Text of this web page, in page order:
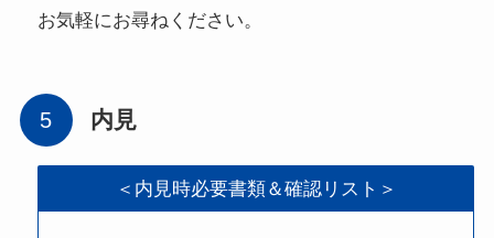
お気軽にお尋ねください。
内見
＜内見時必要書類＆確認リスト＞